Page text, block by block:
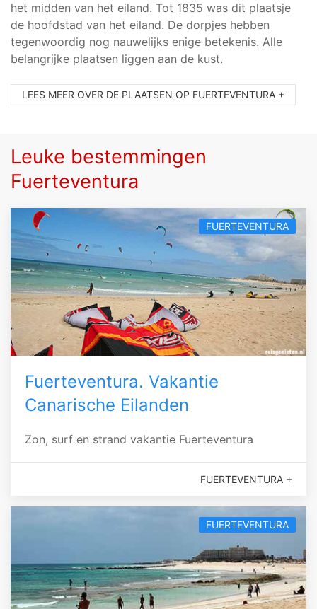
het midden van het eiland. Tot 1835 was dit plaatsje
de hoofdstad van het eiland. De dorpjes hebben
tegenwoordig nog nauwelijks enige betekenis. Alle
belangrijke plaatsen liggen aan de kust.
LEES MEER OVER DE PLAATSEN OP FUERTEVENTURA +
Leuke bestemmingen
Fuerteventura
FUERTEVENTURA
Fuerteventura. Vakantie
Canarische Eilanden
Zon, surf en strand vakantie Fuerteventura
FUERTEVENTURA +
FUERTEVENTURA